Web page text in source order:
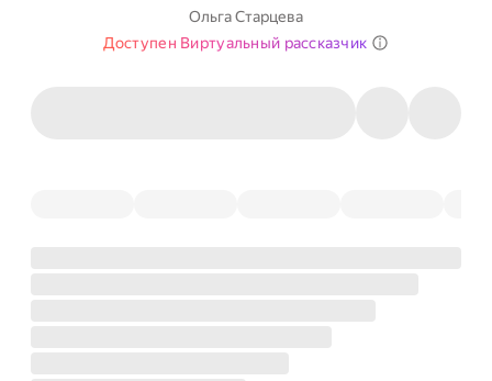
Ольга Старцева
Доступен Виртуальный рассказчик